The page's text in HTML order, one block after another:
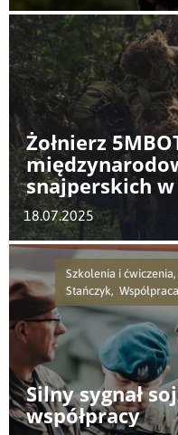
Żołnierz
snajperskich
18.07.2025
Szkolenia i
Stańczyk, Współpraca
Silny sygnał
współpracy